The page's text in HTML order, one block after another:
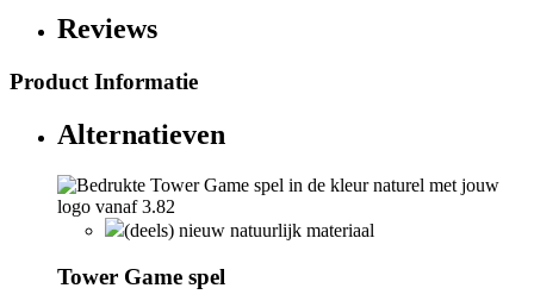
Reviews
Product Informatie
Alternatieven
(deels) nieuw natuurlijk materiaal
Tower Game spel